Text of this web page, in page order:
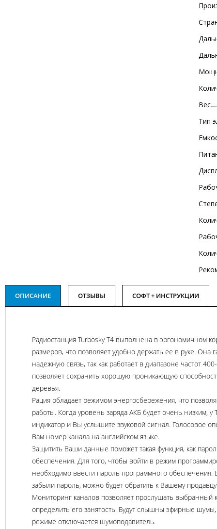
Вес
Тип
ОПИСАНИЕ ОТЗЫВЫ СОФТ + ИНСТРУКЦИИ
Радиостанция Turbosky T4 выполнена в эргономичном
размеров, что позволяет удобно держать ее в руке. Она
надежную связь, так как работает в диапазоне частот
позволяет сохранить хорошую проникающую
деревья.
Рация обладает режимом энергосбережения, что
работы. Когда уровень заряда АКБ будет очень низким, у
индикатор и Вы услышите звуковой сигнал. Голосовое
Вам номер канала на английском языке.
Защитить Ваши данные поможет такая функция, как
обеспечения. Для того, чтобы войти в режим
необходимо ввести пароль программного обеспечения.
забыли пароль, можно будет обратить к Вашему
Мониторинг каналов позволяет прослушать выбранный
определить его занятость. Будут слышны эфирные шумы,
режиме отключается шумоподавитель.